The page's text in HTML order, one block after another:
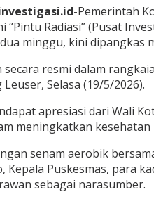
Pemerintah
“Pintu Radiasi” (Pusat
minggu, kini dipangkas
resmi dalam
Selasa (19/5/2026).
apresiasi dari Wali
meningkatkan
senam aerobik
Kepala Puskesmas, para
sebagai narasumber.